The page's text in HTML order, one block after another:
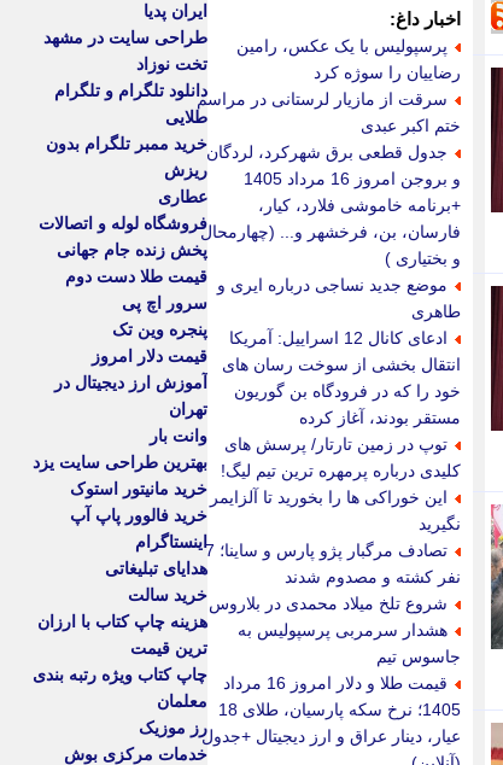
اخبار داغ:
پرسپولیس با یک عکس، رامین
رضاییان را سوژه کرد
سرقت از مازیار لرستانی در مراسم
ختم اکبر عبدی
جدول قطعی برق شهرکرد، لردگان
و بروجن امروز 16 مرداد 1405
+برنامه خاموشی فلارد، کیار،
فارسان، بن، فرخشهر و... (چهارمحال
و بختیاری )
موضع جدید نساجی درباره ایری و
طاهری
ادعای کانال 12 اسراییل: آمریکا
انتقال بخشی از سوخت رسان های
خود را که در فرودگاه بن گوریون
مستقر بودند، آغاز کرده
توپ در زمین تارتار/ پرسش های
کلیدی درباره پرمهره ترین تیم لیگ!
این خوراکی ها را بخورید تا آلزایمر
نگیرید
تصادف مرگبار پژو پارس و ساینا؛ 7
نفر کشته و مصدوم شدند
شروع تلخ میلاد محمدی در بلاروس
هشدار سرمربی پرسپولیس به
جاسوس تیم
قیمت طلا و دلار امروز 16 مرداد
1405؛ نرخ سکه پارسیان، طلای 18
عیار، دینار عراق و ارز دیجیتال +جدول
ایران پدیا
طراحی سایت در مشهد
تخت نوزاد
دانلود تلگرام و تلگرام
طلایی
خرید ممبر تلگرام بدون
ریزش
عطاری
فروشگاه لوله و اتصالات
پخش زنده جام جهانی
قیمت طلا دست دوم
سرور اچ پی
پنجره وین تک
قیمت دلار امروز
آموزش ارز دیجیتال در
تهران
وانت بار
بهترین طراحی سایت یزد
خرید مانیتور استوک
خرید فالوور پاپ آپ
اینستاگرام
هدایای تبلیغاتی
خرید سالت
هزینه چاپ کتاب با ارزان
ترین قیمت
چاپ کتاب ویژه رتبه بندی
معلمان
رز موزیک
خدمات مرکزی بوش